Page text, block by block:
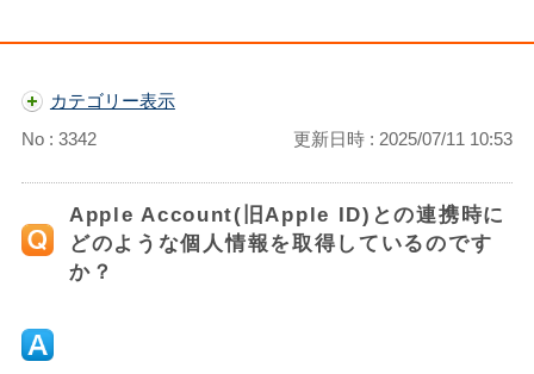
カテゴリー表示
No : 3342
更新日時 : 2025/07/11 10:53
Apple Account(旧Apple ID)との連携時に
どのような個人情報を取得しているのです
か？